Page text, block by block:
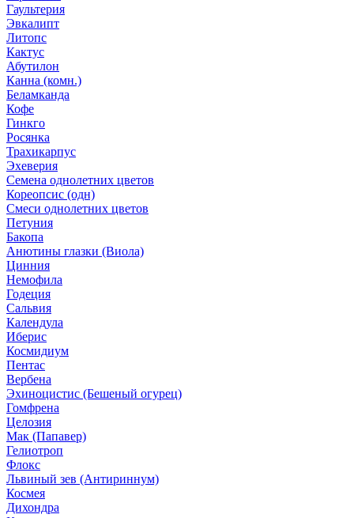
Гаультерия
Эвкалипт
Литопс
Кактус
Абутилон
Канна (комн.)
Беламканда
Кофе
Гинкго
Росянка
Трахикарпус
Эхеверия
Семена однолетних цветов
Кореопсис (одн)
Смеси однолетних цветов
Петуния
Бакопа
Анютины глазки (Виола)
Цинния
Немофила
Годеция
Сальвия
Календула
Иберис
Космидиум
Пентас
Вербена
Эхиноцистис (Бешеный огурец)
Гомфрена
Целозия
Мак (Папавер)
Гелиотроп
Флокс
Львиный зев (Антириннум)
Космея
Дихондра